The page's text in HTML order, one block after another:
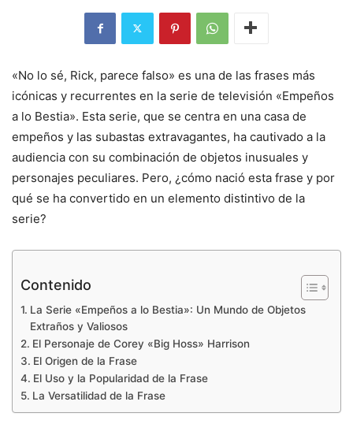
«No lo sé, Rick, parece falso» es una de las frases más
icónicas y recurrentes en la serie de televisión «Empeños
a lo Bestia». Esta serie, que se centra en una casa de
empeños y las subastas extravagantes, ha cautivado a la
audiencia con su combinación de objetos inusuales y
personajes peculiares. Pero, ¿cómo nació esta frase y por
qué se ha convertido en un elemento distintivo de la
serie?
Contenido
La Serie «Empeños a lo Bestia»: Un Mundo de Objetos
Extraños y Valiosos
El Personaje de Corey «Big Hoss» Harrison
El Origen de la Frase
El Uso y la Popularidad de la Frase
La Versatilidad de la Frase